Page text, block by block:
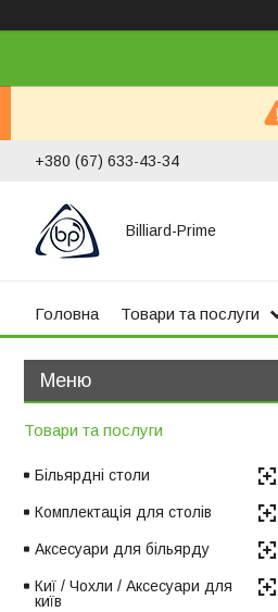
+380 (67) 633-43-34
Billiard-Prime
Головна Товари та послуги
Товари та послуги
Більярдні столи
Комплектація для столів
Аксесуари для більярду
Киї / Чохли / Аксесуари для
київ